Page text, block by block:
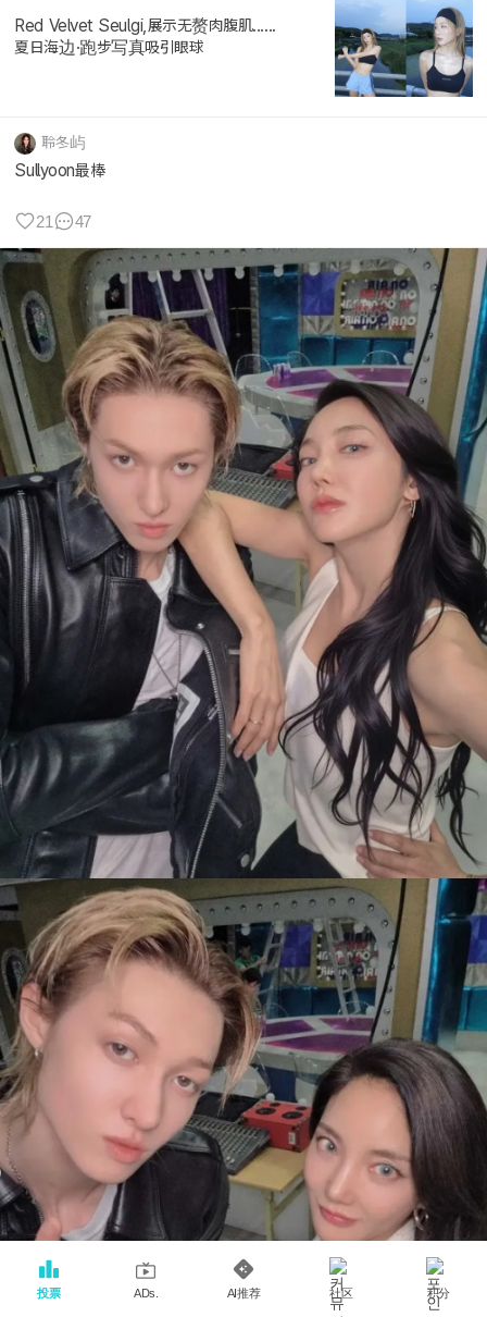
Red Velvet Seulgi,展示无赘肉腹肌......
夏日海边·跑步写真吸引眼球
聆冬屿
Sullyoon最棒
21 47
投票 ADs. AI推荐 社区 积分